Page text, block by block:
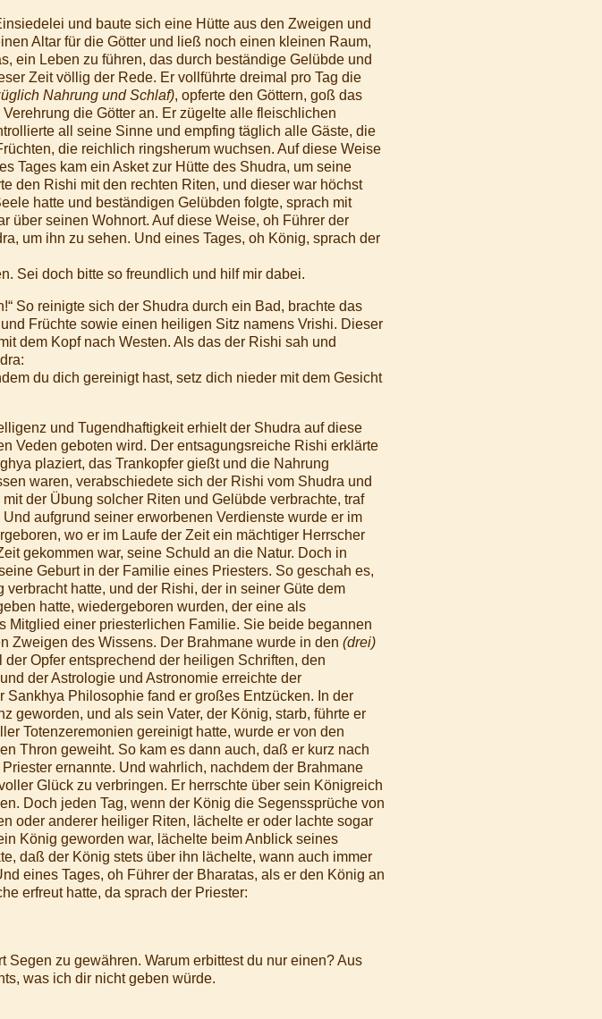
und baute sich eine Hütte aus den Zweigen und
Altar für die Götter und ließ noch einen kleinen Raum,
ein Leben zu führen, das durch beständige Gelübde und
Zeit völlig der Rede. Er vollführte dreimal pro Tag die
Nahrung und Schlaf), opferte den Göttern, goß das
die Götter an. Er zügelte alle fleischlichen
all seine Sinne und empfing täglich alle Gäste, die
die reichlich ringsherum wuchsen. Auf diese Weise
Tages kam ein Asket zur Hütte des Shudra, um seine
den Rishi mit den rechten Riten, und dieser war höchst
hatte und beständigen Gelübden folgte, sprach mit
über seinen Wohnort. Auf diese Weise, oh Führer der
um ihn zu sehen. Und eines Tages, oh König, sprach der
Sei doch bitte so freundlich und hilf mir dabei.
So reinigte sich der Shudra durch ein Bad, brachte das
Früchte sowie einen heiligen Sitz namens Vrishi. Dieser
dem Kopf nach Westen. Als das der Rishi sah und
du dich gereinigt hast, setz dich nieder mit dem Gesicht
und Tugendhaftigkeit erhielt der Shudra auf diese
Veden geboten wird. Der entsagungsreiche Rishi erklärte
plaziert, das Trankopfer gießt und die Nahrung
waren, verabschiedete sich der Rishi vom Shudra und
der Übung solcher Riten und Gelübde verbrachte, traf
aufgrund seiner erworbenen Verdienste wurde er im
wo er im Laufe der Zeit ein mächtiger Herrscher
gekommen war, seine Schuld an die Natur. Doch in
Geburt in der Familie eines Priesters. So geschah es,
hatte, und der Rishi, der in seiner Güte dem
hatte, wiedergeboren wurden, der eine als
Mitglied einer priesterlichen Familie. Sie beide begannen
Zweigen des Wissens. Der Brahmane wurde in den (drei)
Opfer entsprechend der heiligen Schriften, den
der Astrologie und Astronomie erreichte der
Philosophie fand er großes Entzücken. In der
geworden, und als sein Vater, der König, starb, führte er
Totenzeremonien gereinigt hatte, wurde er von den
Thron geweiht. So kam es dann auch, daß er kurz nach
ernannte. Und wahrlich, nachdem der Brahmane
Glück zu verbringen. Er herrschte über sein Königreich
Doch jeden Tag, wenn der König die Segenssprüche von
oder anderer heiliger Riten, lächelte er oder lachte sogar
König geworden war, lächelte beim Anblick seines
daß der König stets über ihn lächelte, wann auch immer
eines Tages, oh Führer der Bharatas, als er den König an
erfreut hatte, da sprach der Priester:
zu gewähren. Warum erbittest du nur einen? Aus
was ich dir nicht geben würde.